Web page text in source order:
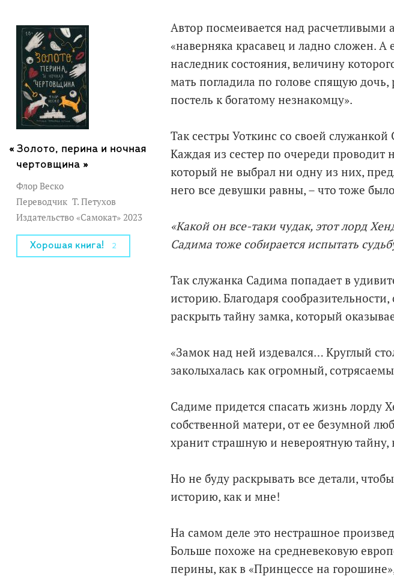
Золото, перина и ночная
чертовщина »
Флор Веско
Переводчик Т. Петухов
Издательство «Самокат» 2023
Хорошая книга! 2
Автор посмеивается над
«наверняка красавец и ладно сложен. А
наследник состояния, величину
мать погладила по голове спящую
постель к богатому незнакомцу».
Так сестры Уоткинс со своей
Каждая из сестер по очереди проводит
который не выбрал ни одну из них,
него все девушки равны, – что тоже
«Какой он все-таки чудак, этот лорд
Садима тоже собирается испытать
Так служанка Садима попадает в
историю. Благодаря
раскрыть тайну замка, который
«Замок над ней издевался… Круглый
заколыхалась как огромный,
Садиме придется спасать жизнь лорду
собственной матери, от ее безумной
хранит страшную и невероятную
Но не буду раскрывать все детали,
историю, как и мне!
На самом деле это нестрашное
Больше похоже на средневековую
перины, как в «Принцессе на